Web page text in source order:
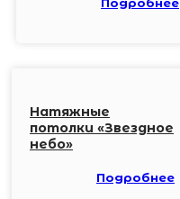
Натяжные
потолки «Звездное
небо»
Подробнее